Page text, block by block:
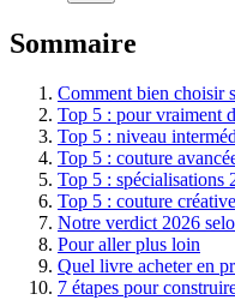
Sommaire
Comment bien choisir
Top 5 : pour vraiment
Top 5 : niveau
Top 5 : couture
Top 5 : spécialisations
Top 5 : couture
Notre verdict 2026
Pour aller plus loin
Quel livre acheter en
7 étapes pour